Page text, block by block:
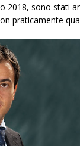
2018, sono stati
praticamente